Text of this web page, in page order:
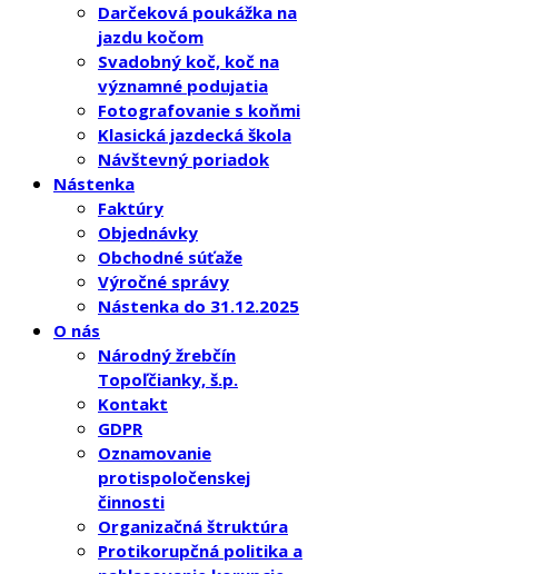
Darčeková poukážka na
jazdu kočom
Svadobný koč, koč na
významné podujatia
Fotografovanie s koňmi
Klasická jazdecká škola
Návštevný poriadok
Nástenka
Faktúry
Objednávky
Obchodné súťaže
Výročné správy
Nástenka do 31.12.2025
O nás
Národný žrebčín
Topoľčianky, š.p.
Kontakt
GDPR
Oznamovanie
protispoločenskej
činnosti
Organizačná štruktúra
Protikorupčná politika a